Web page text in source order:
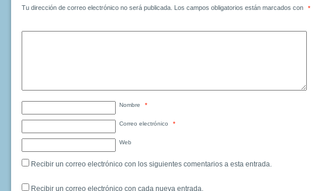
Tu dirección de correo electrónico no será publicada. Los campos obligatorios están marcados con *
Nombre *
Correo electrónico *
Web
Recibir un correo electrónico con los siguientes comentarios a esta entrada.
Recibir un correo electrónico con cada nueva entrada.